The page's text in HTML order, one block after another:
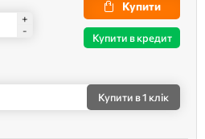
+
-
Купити
Купити в кредит
Купити в 1 клік